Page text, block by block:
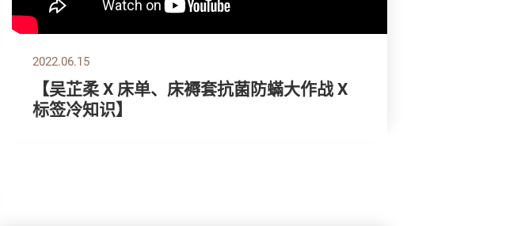
2022.06.15
【吴芷柔 X 床单、床褥套抗菌防蟎大作战 X
标签冷知识】